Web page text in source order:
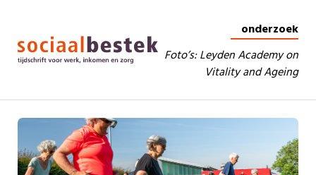
onderzoek
Foto’s: Leyden Academy on
Vitality and Ageing